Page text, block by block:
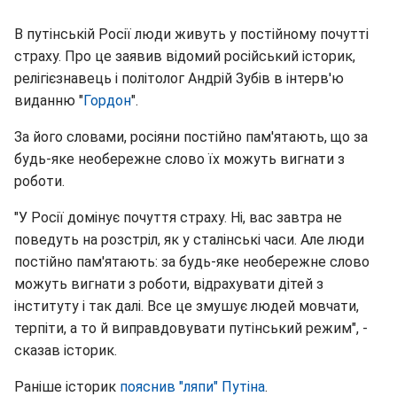
В путінській Росії люди живуть у постійному почутті
страху. Про це заявив відомий російський історик,
релігієзнавець і політолог Андрій Зубів в інтерв'ю
виданню "Гордон".
За його словами, росіяни постійно пам'ятають, що за
будь-яке необережне слово їх можуть вигнати з
роботи.
"У Росії домінує почуття страху. Ні, вас завтра не
поведуть на розстріл, як у сталінські часи. Але люди
постійно пам'ятають: за будь-яке необережне слово
можуть вигнати з роботи, відрахувати дітей з
інституту і так далі. Все це змушує людей мовчати,
терпіти, а то й виправдовувати путінський режим", -
сказав історик.
Раніше історик пояснив "ляпи" Путіна.